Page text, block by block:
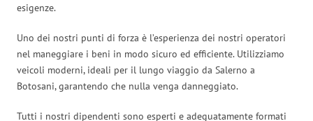
esigenze.
Uno dei nostri punti di forza è l’esperienza dei nostri operatori
nel maneggiare i beni in modo sicuro ed efficiente. Utilizziamo
veicoli moderni, ideali per il lungo viaggio da Salerno a
Botosani, garantendo che nulla venga danneggiato.
Tutti i nostri dipendenti sono esperti e adeguatamente formati